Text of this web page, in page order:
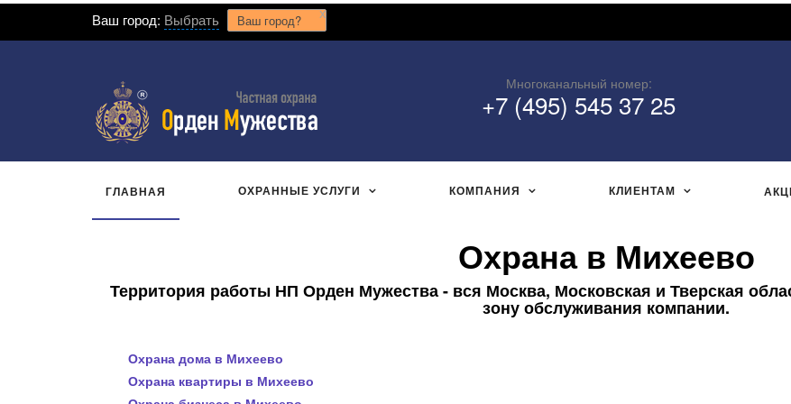
Ваш город: Выбрать Ваш город? x
Многоканальный номер:
+7 (495) 545 37 25
ГЛАВНАЯ ОХРАННЫЕ УСЛУГИ КОМПАНИЯ КЛИЕНТАМ
Охрана в Михеево
Территория работы НП Орден Мужества - вся Москва, Московская и Тверская
зону обслуживания компании.
Охрана дома в Михеево
Охрана квартиры в Михеево